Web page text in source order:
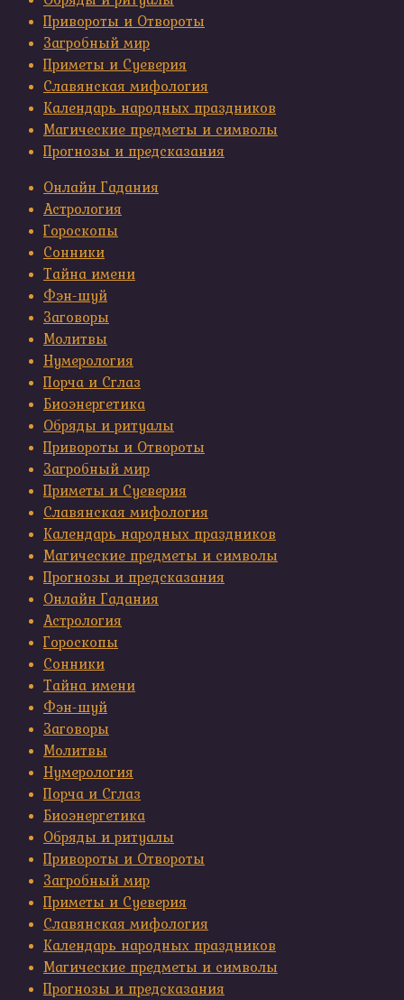
Привороты и Отвороты
Загробный мир
Приметы и Суеверия
Славянская мифология
Календарь народных праздников
Магические предметы и символы
Прогнозы и предсказания
Онлайн Гадания
Астрология
Гороскопы
Сонники
Тайна имени
Фэн-шуй
Заговоры
Молитвы
Нумерология
Порча и Сглаз
Биоэнергетика
Обряды и ритуалы
Привороты и Отвороты
Загробный мир
Приметы и Суеверия
Славянская мифология
Календарь народных праздников
Магические предметы и символы
Прогнозы и предсказания
Онлайн Гадания
Астрология
Гороскопы
Сонники
Тайна имени
Фэн-шуй
Заговоры
Молитвы
Нумерология
Порча и Сглаз
Биоэнергетика
Обряды и ритуалы
Привороты и Отвороты
Загробный мир
Приметы и Суеверия
Славянская мифология
Календарь народных праздников
Магические предметы и символы
Прогнозы и предсказания